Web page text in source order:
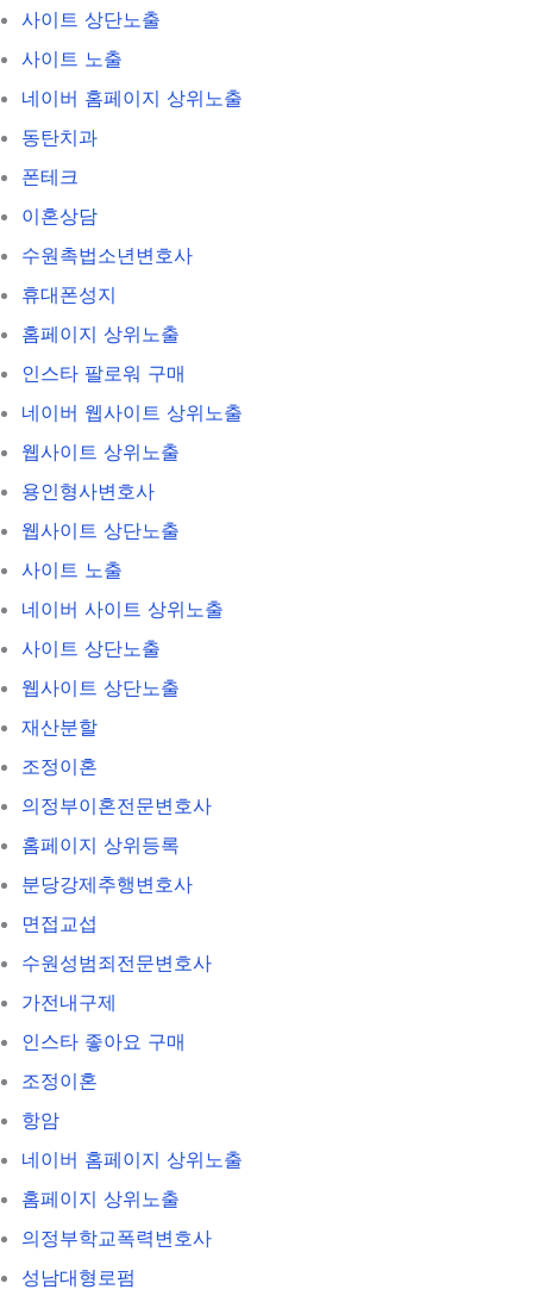
사이트 상단노출
사이트 노출
네이버 홈페이지 상위노출
동탄치과
폰테크
이혼상담
수원촉법소년변호사
휴대폰성지
홈페이지 상위노출
인스타 팔로워 구매
네이버 웹사이트 상위노출
웹사이트 상위노출
용인형사변호사
웹사이트 상단노출
사이트 노출
네이버 사이트 상위노출
사이트 상단노출
웹사이트 상단노출
재산분할
조정이혼
의정부이혼전문변호사
홈페이지 상위등록
분당강제추행변호사
면접교섭
수원성범죄전문변호사
가전내구제
인스타 좋아요 구매
조정이혼
항암
네이버 홈페이지 상위노출
홈페이지 상위노출
의정부학교폭력변호사
성남대형로펌